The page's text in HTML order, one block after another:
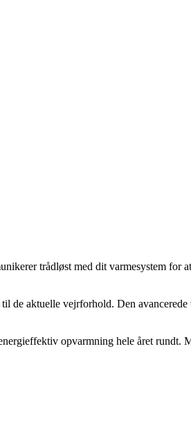
trådløst med dit varmesystem
de aktuelle vejrforhold. Den
opvarmning hele året rundt.